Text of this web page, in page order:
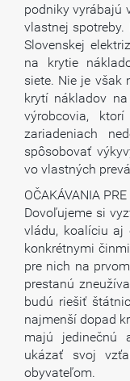
podniky vyrábajú
vlastnej
Slovenskej
na krytie
siete. Nie je však
krytí nákladov
výrobcovia,
zariadeniach
spôsobovať
vo vlastných
OČAKÁVANIA
Dovoľujeme si
vládu, koalíciu aj
konkrétnymi
pre nich na
prestanú
budú riešiť
najmenší dopad
majú jedinečnú
ukázať svoj
obyvateľom.